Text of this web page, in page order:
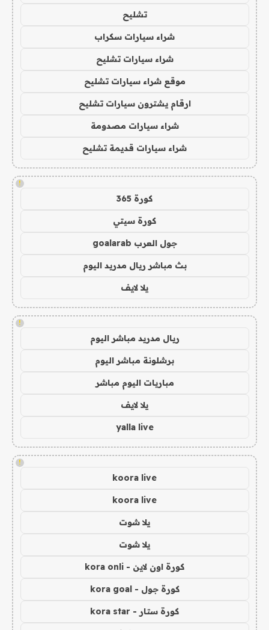
تشليح
شراء سيارات سكراب
شراء سيارات تشليح
موقع شراء سيارات تشليح
ارقام يشترون سيارات تشليح
شراء سيارات مصدومة
شراء سيارات قديمة تشليح
!
كورة 365
كورة سيتي
جول العرب goalarab
بث مباشر ريال مدريد اليوم
يلا لايف
!
ريال مدريد مباشر اليوم
برشلونة مباشر اليوم
مباريات اليوم مباشر
يلا لايف
yalla live
!
koora live
koora live
يلا شوت
يلا شوت
كورة اون لاين - kora onli
كورة جول - kora goal
كورة ستار - kora star